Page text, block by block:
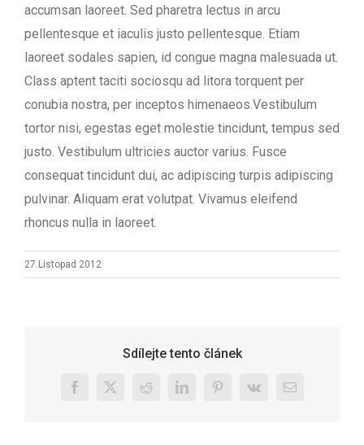
accumsan laoreet. Sed pharetra lectus in arcu
pellentesque et iaculis justo pellentesque. Etiam
laoreet sodales sapien, id congue magna malesuada ut.
Class aptent taciti sociosqu ad litora torquent per
conubia nostra, per inceptos himenaeos.Vestibulum
tortor nisi, egestas eget molestie tincidunt, tempus sed
justo. Vestibulum ultricies auctor varius. Fusce
consequat tincidunt dui, ac adipiscing turpis adipiscing
pulvinar. Aliquam erat volutpat. Vivamus eleifend
rhoncus nulla in laoreet.
27.Listopad 2012
Sdílejte tento článek
Facebook
X RedditLinkedInPinterest
Vk
E-